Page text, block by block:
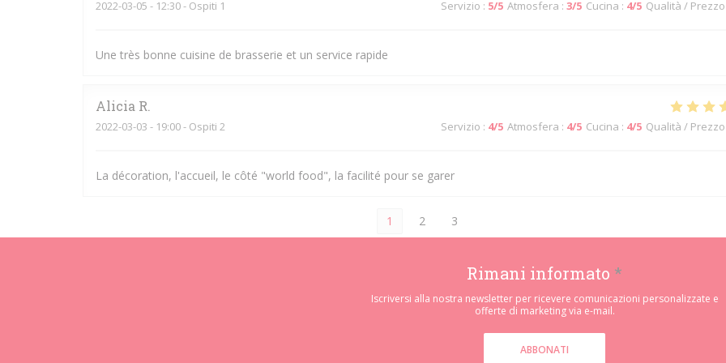
2022-03-05 - 12:30 - Ospiti 1 Servizio : 5/5 Atmosfera : 3/5 Cucina : 4/5 Qualità / Prezzo
Une très bonne cuisine de brasserie et un service rapide
Alicia R
2022-03-03 - 19:00 - Ospiti 2 Servizio : 4/5 Atmosfera : 4/5 Cucina : 4/5 Qualità / Prezzo
La décoration, l'accueil, le côté "world food", la facilité pour se garer
1 2 3
Rimani informato *
Iscriversi alla nostra newsletter per ricevere comunicazioni personalizzate e
offerte di marketing via e-mail.
ABBONATI